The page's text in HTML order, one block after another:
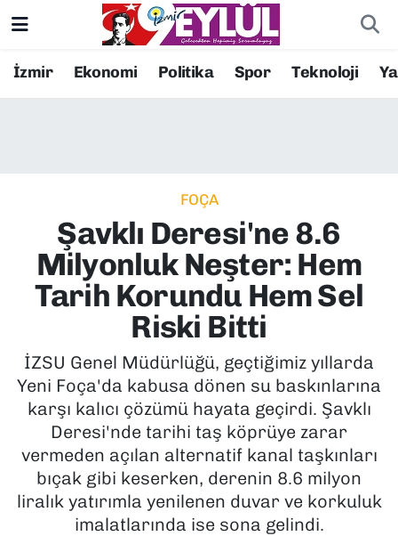
İzmir Ekonomi Politika Spor Teknoloji
FOÇA
Şavklı Deresi'ne 8.6
Milyonluk Neşter: Hem
Tarih Korundu Hem Sel
Riski Bitti
İZSU Genel Müdürlüğü, geçtiğimiz yıllarda
Yeni Foça'da kabusa dönen su baskınlarına
karşı kalıcı çözümü hayata geçirdi. Şavklı
Deresi'nde tarihi taş köprüye zarar
vermeden açılan alternatif kanal taşkınları
bıçak gibi keserken, derenin 8.6 milyon
liralık yatırımla yenilenen duvar ve korkuluk
imalatlarında ise sona gelindi.
Resmi İlanlar
EKONOMİ
KÜLTÜR SANAT
POLİTİKA
SAĞLIK
SPOR
TEKNOLOJİ
Konak Nöbetçi Eczaneler
Süper Lig Puan Durumu ve Fikstür
Tüm Manşetler
Son Dakika Haberleri
Haber Arşivi